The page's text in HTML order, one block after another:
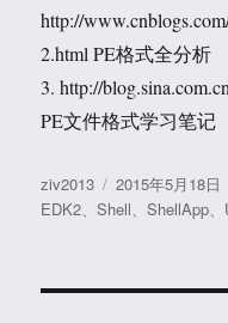
http://
2.html PE格式全分析
3. http://
PE文件格式学习笔记
作
者
ziv2013
发
布
2015年5月18日
EDK2、Shell、ShellApp、